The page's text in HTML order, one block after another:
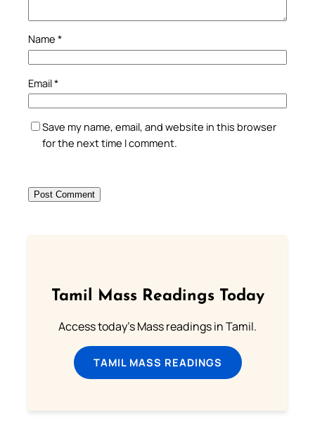
Name *
Email*
Save my name, email, and website in this browser
for the next time I comment.
Tamil Mass Readings Today
Access today's Mass readings in Tamil.
TAMIL MASS READINGS